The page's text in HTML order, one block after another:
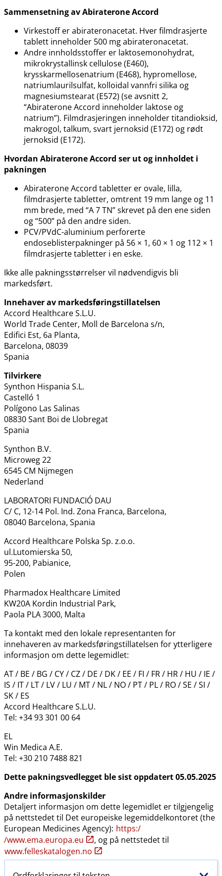
Sammensetning av Abiraterone Accord
Virkestoff er abirateronacetat. Hver filmdrasjerte
tablett inneholder 500 mg abirateronacetat.
Andre innholdsstoffer er laktosemonohydrat,
mikrokrystallinsk cellulose (E460),
krysskarmellosenatrium (E468), hypromellose,
natriumlaurilsulfat, kolloidal vannfri silika og
magnesiumstearat (E572) (se avsnitt 2,
“Abiraterone Accord inneholder laktose og
natrium”). Filmdrasjeringen inneholder titandioksid,
makrogol, talkum, svart jernoksid (E172) og rødt
jernoksid (E172).
Hvordan Abiraterone Accord ser ut og innholdet i
pakningen
Abiraterone Accord tabletter er ovale, lilla,
filmdrasjerte tabletter, omtrent 19 mm lange og 11
mm brede, med “A 7 TN” skrevet på den ene siden
og “500” på den andre siden.
PCV​/​PVdC-aluminium perforerte
endoseblisterpakninger på 56 × 1, 60 × 1 og 112 × 1
filmdrasjerte tabletter i en eske.
Ikke alle pakningsstørrelser vil nødvendigvis bli
markedsført.
Innehaver av markedsføringstillatelsen
Accord Healthcare S.L.U.
World Trade Center, Moll de Barcelona s​/​n,
Edifici Est, 6a Planta,
Barcelona, 08039
Spania
Tilvirkere
Synthon Hispania S.L.
Castelló 1
Polígono Las Salinas
08830 Sant Boi de Llobregat
Spania
Synthon B.V.
Microweg 22
6545 CM Nijmegen
Nederland
LABORATORI FUNDACIÓ DAU
C​/​ C, 12-14 Pol. Ind. Zona Franca, Barcelona,
08040 Barcelona, Spania
Accord Healthcare Polska Sp. z.o.o.
ul.Lutomierska 50,
95-200, Pabianice,
Polen
Pharmadox Healthcare Limited
KW20A Kordin Industrial Park,
Paola PLA 3000, Malta
Ta kontakt med den lokale representanten for
innehaveren av markedsføringstillatelsen for ytterligere
informasjon om dette legemidlet:
AT / BE / BG / CY / CZ / DE / DK / EE / FI / FR / HR / HU / IE /
IS / IT / LT / LV / LU / MT / NL / NO / PT / PL / RO / SE / SI /
SK / ES
Accord Healthcare S.L.U.
Tel: +34 93 301 00 64
EL
Win Medica A.E.
Tel: +30 210 7488 821
Dette pakningsvedlegget ble sist oppdatert 05.05.2025
Andre informasjonskilder
Detaljert informasjon om dette legemidlet er tilgjengelig
på nettstedet til Det europeiske legemiddelkontoret (the
European Medicines Agency): https:​/​
/www.ema.europa.eu
, og på nettstedet til
www.felleskatalogen.no